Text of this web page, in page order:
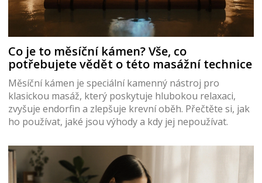
Co je to měsíční kámen? Vše, co
potřebujete vědět o této masážní technice
Měsíční kámen je speciální kamenný nástroj pro
klasickou masáž, který poskytuje hlubokou relaxaci,
zvyšuje endorfin a zlepšuje krevní oběh. Přečtěte si, jak
ho používat, jaké jsou výhody a kdy jej nepoužívat.